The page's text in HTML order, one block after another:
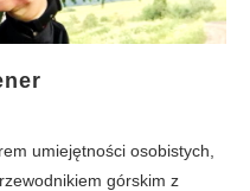
umiejętności osobistych,
górskim z